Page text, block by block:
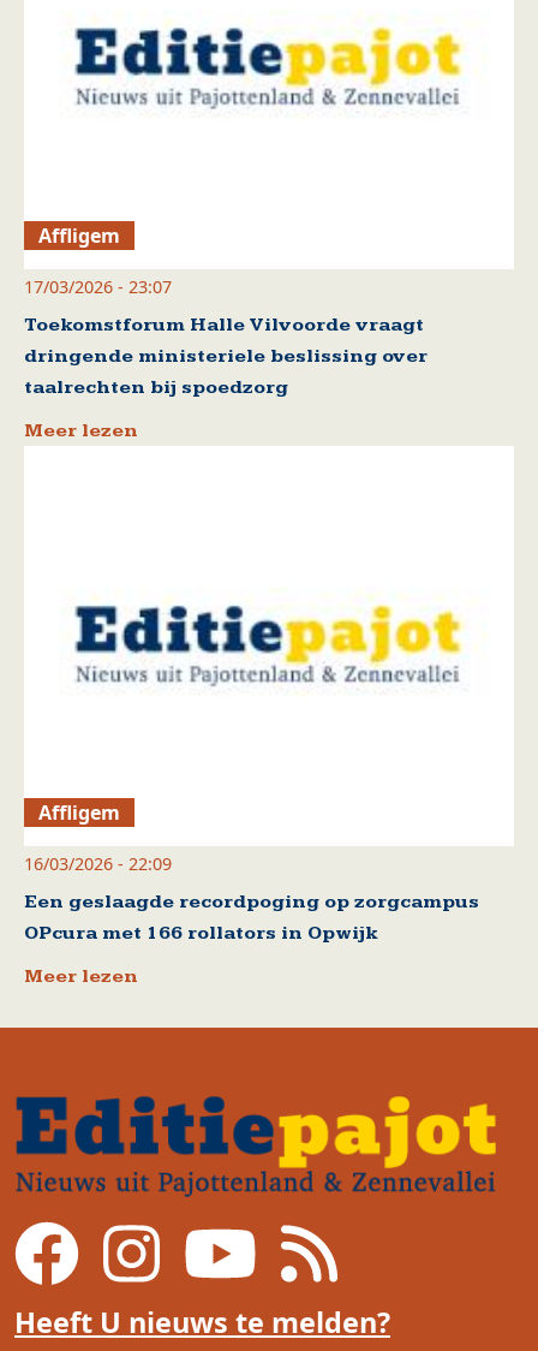
Affligem
17/03/2026 - 23:07
Toekomstforum Halle Vilvoorde vraagt
dringende ministeriele beslissing over
taalrechten bij spoedzorg
Meer lezen
Affligem
16/03/2026 - 22:09
Een geslaagde recordpoging op zorgcampus
OPcura met 166 rollators in Opwijk
Meer lezen
Heeft U nieuws te melden?